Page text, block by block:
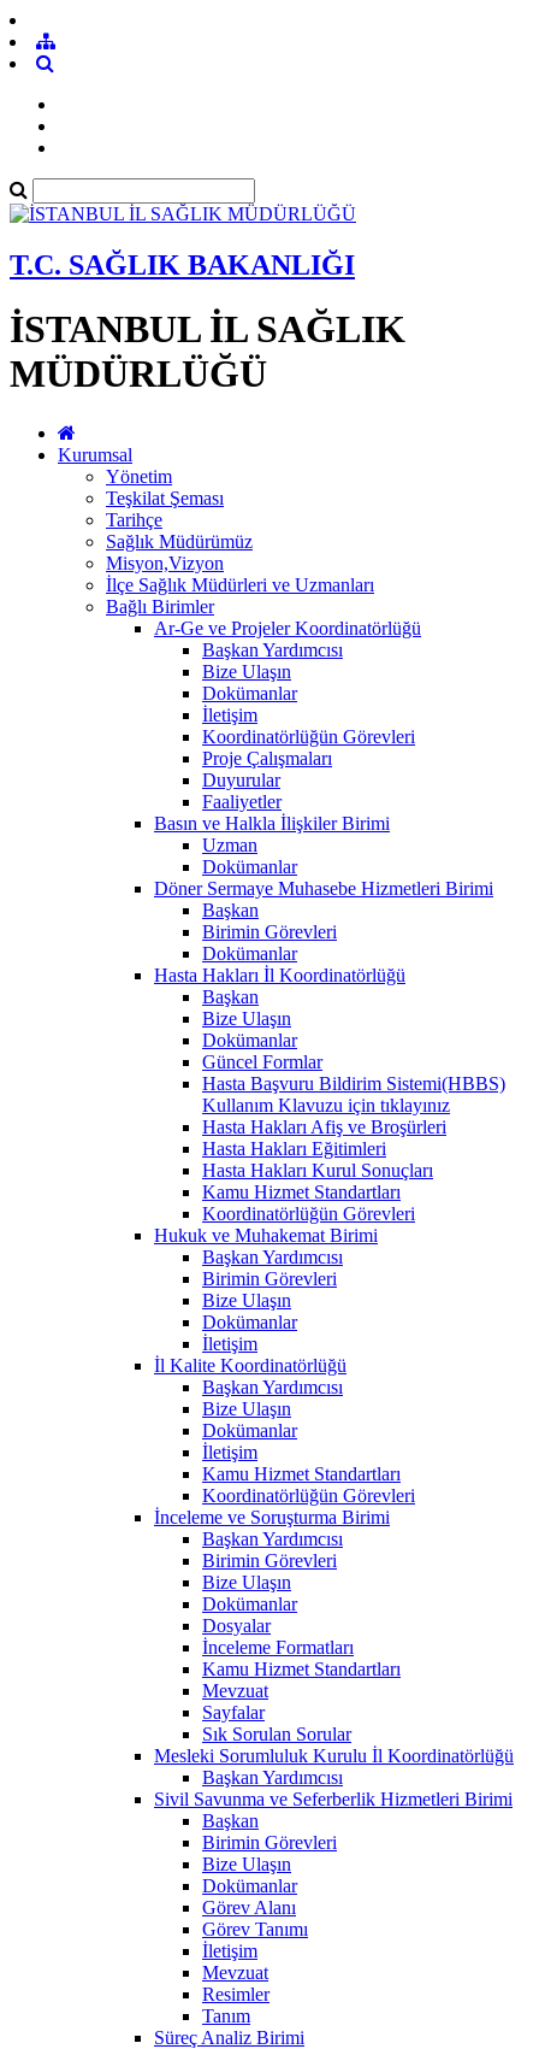
T.C. SAĞLIK BAKANLIĞI
İSTANBUL İL SAĞLIK
MÜDÜRLÜĞÜ
Kurumsal
Yönetim
Teşkilat Şeması
Tarihçe
Sağlık Müdürümüz
Misyon,Vizyon
İlçe Sağlık Müdürleri ve Uzmanları
Bağlı Birimler
Ar-Ge ve Projeler Koordinatörlüğü
Başkan Yardımcısı
Bize Ulaşın
Dokümanlar
İletişim
Koordinatörlüğün Görevleri
Proje Çalışmaları
Duyurular
Faaliyetler
Basın ve Halkla İlişkiler Birimi
Uzman
Dokümanlar
Döner Sermaye Muhasebe Hizmetleri Birimi
Başkan
Birimin Görevleri
Dokümanlar
Hasta Hakları İl Koordinatörlüğü
Başkan
Bize Ulaşın
Dokümanlar
Güncel Formlar
Hasta Başvuru Bildirim Sistemi(HBBS)
Kullanım Klavuzu için tıklayınız
Hasta Hakları Afiş ve Broşürleri
Hasta Hakları Eğitimleri
Hasta Hakları Kurul Sonuçları
Kamu Hizmet Standartları
Koordinatörlüğün Görevleri
Hukuk ve Muhakemat Birimi
Başkan Yardımcısı
Birimin Görevleri
Bize Ulaşın
Dokümanlar
İletişim
İl Kalite Koordinatörlüğü
Başkan Yardımcısı
Bize Ulaşın
Dokümanlar
İletişim
Kamu Hizmet Standartları
Koordinatörlüğün Görevleri
İnceleme ve Soruşturma Birimi
Başkan Yardımcısı
Birimin Görevleri
Bize Ulaşın
Dokümanlar
Dosyalar
İnceleme Formatları
Kamu Hizmet Standartları
Mevzuat
Sayfalar
Sık Sorulan Sorular
Mesleki Sorumluluk Kurulu İl Koordinatörlüğü
Başkan Yardımcısı
Sivil Savunma ve Seferberlik Hizmetleri Birimi
Başkan
Birimin Görevleri
Bize Ulaşın
Dokümanlar
Görev Alanı
Görev Tanımı
İletişim
Mevzuat
Resimler
Tanım
Süreç Analiz Birimi